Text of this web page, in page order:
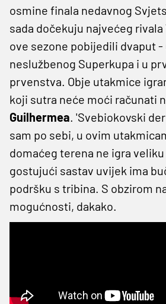
osmine finala nedavnog
sada dočekuju najvećeg
ove sezone pobijedili dvaput -
neslužbenog Superkupa i u
prvenstva. Obje utakmice
koji sutra neće moći računati
Guilhermea. 'Svebiokovski
sam po sebi, u ovim
domaćeg terena ne igra
gostujući sastav uvijek ima
podršku s tribina. S obzirom
mogućnosti, dakako.